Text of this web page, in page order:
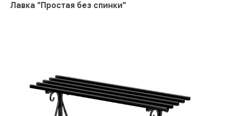
Лавка "Простая без спинки"